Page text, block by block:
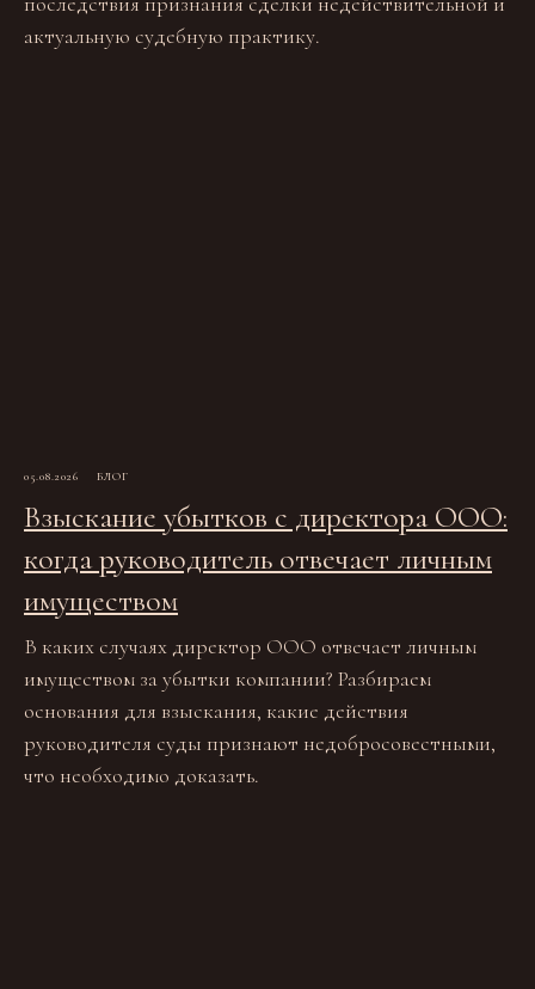
актуальную судебную практику.
05.08.2026 БЛОГ
Взыскание убытков с директора ООО:
когда руководитель отвечает личным
имуществом
В каких случаях директор ООО отвечает личным
имуществом за убытки компании? Разбираем
основания для взыскания, какие действия
руководителя суды признают недобросовестными,
что необходимо доказать.